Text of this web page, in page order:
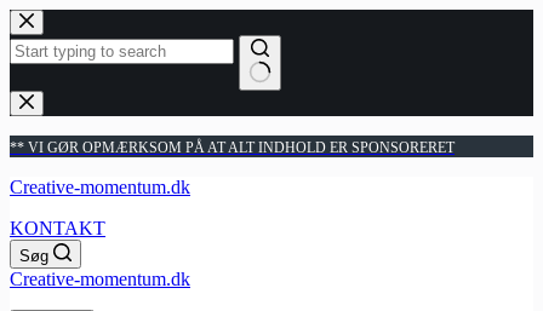
Fortsæt
til
indhold
Ingen
resultater
** VI GØR OPMÆRKSOM PÅ AT ALT INDHOLD ER SPONSORERET
Creative-momentum.dk
KONTAKT
Søg
Creative-momentum.dk